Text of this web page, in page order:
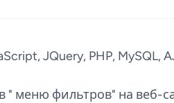
JQuery, PHP, MySQL,
" меню фильтров" на веб-